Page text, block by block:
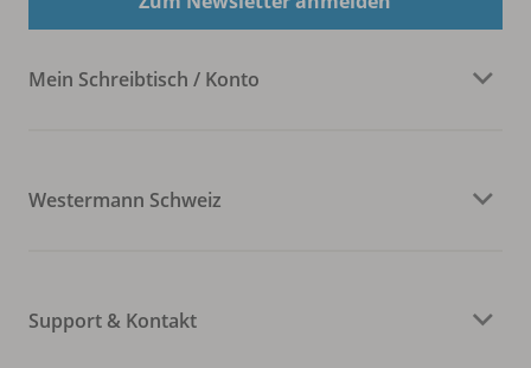
Mein Schreibtisch / Konto
Westermann Schweiz
Support & Kontakt